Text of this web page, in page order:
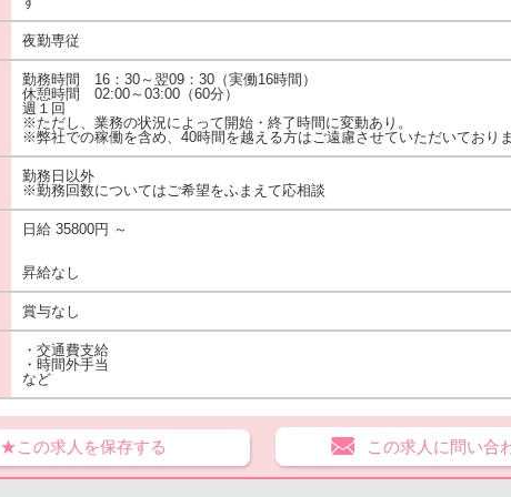
夜勤専従
勤務時間 16：30～翌09：30（実働16時間）
休憩時間 02:00～03:00（60分）
週１回
※ただし、業務の状況によって開始・終了時間に変動あり。
※弊社での稼働を含め、40時間を越える方はご遠慮させていただいておりま
勤務日以外
※勤務回数についてはご希望をふまえて応相談
日給 35800円 ～
昇給なし
賞与なし
・交通費支給
・時間外手当
など
★この求人を保存する この求人に問い合